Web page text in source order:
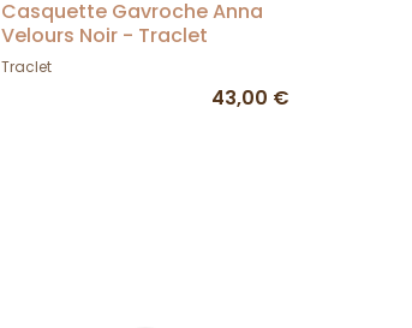
Casquette Gavroche Anna
Velours Noir - Traclet
Traclet
43,00 €